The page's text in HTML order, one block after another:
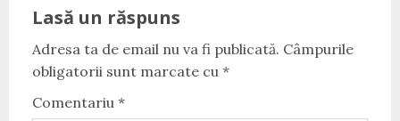
Lasă un răspuns
Adresa ta de email nu va fi publicată. Câmpurile
obligatorii sunt marcate cu *
Comentariu *